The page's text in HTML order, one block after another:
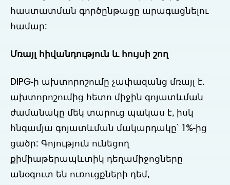
հաստատման գործընթացը արագացնելու
համար:
Մռայլ հիվանդություն և հույսի շող
DIPG-ի ախտորոշումը չափազանց մռայլ է.
ախտորոշումից հետո միջին գոյատևման
ժամանակը մեկ տարուց պակաս է, իսկ
հնգամյա գոյատևման մակարդակը՝ 1%-ից
ցածր: Գոյություն ունեցող
քիմիաթերապևտիկ դեղամիջոցները
անօգուտ են ուռուցքների դեմ,